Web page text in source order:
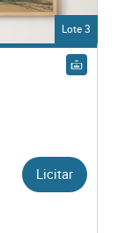
Lote 3
Licitar